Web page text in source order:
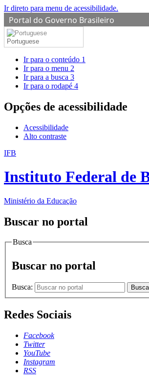
Ir direto para menu de acessibilidade.
Portal do Governo Brasileiro
Portuguese
Ir para o conteúdo 1
Ir para o menu 2
Ir para a busca 3
Ir para o rodapé 4
Opções de acessibilidade
Acessibilidade
Alto contraste
IFB
Instituto Federal de
Ministério da Educação
Buscar no portal
Busca
Buscar no portal
Busca:
Redes Sociais
Facebook
Twitter
YouTube
Instagram
RSS